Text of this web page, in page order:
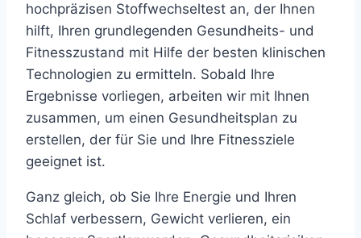
hochpräzisen Stoffwechseltest an, der Ihnen
hilft, Ihren grundlegenden Gesundheits- und
Fitnesszustand mit Hilfe der besten klinischen
Technologien zu ermitteln. Sobald Ihre
Ergebnisse vorliegen, arbeiten wir mit Ihnen
zusammen, um einen Gesundheitsplan zu
erstellen, der für Sie und Ihre Fitnessziele
geeignet ist.
Ganz gleich, ob Sie Ihre Energie und Ihren
Schlaf verbessern, Gewicht verlieren, ein